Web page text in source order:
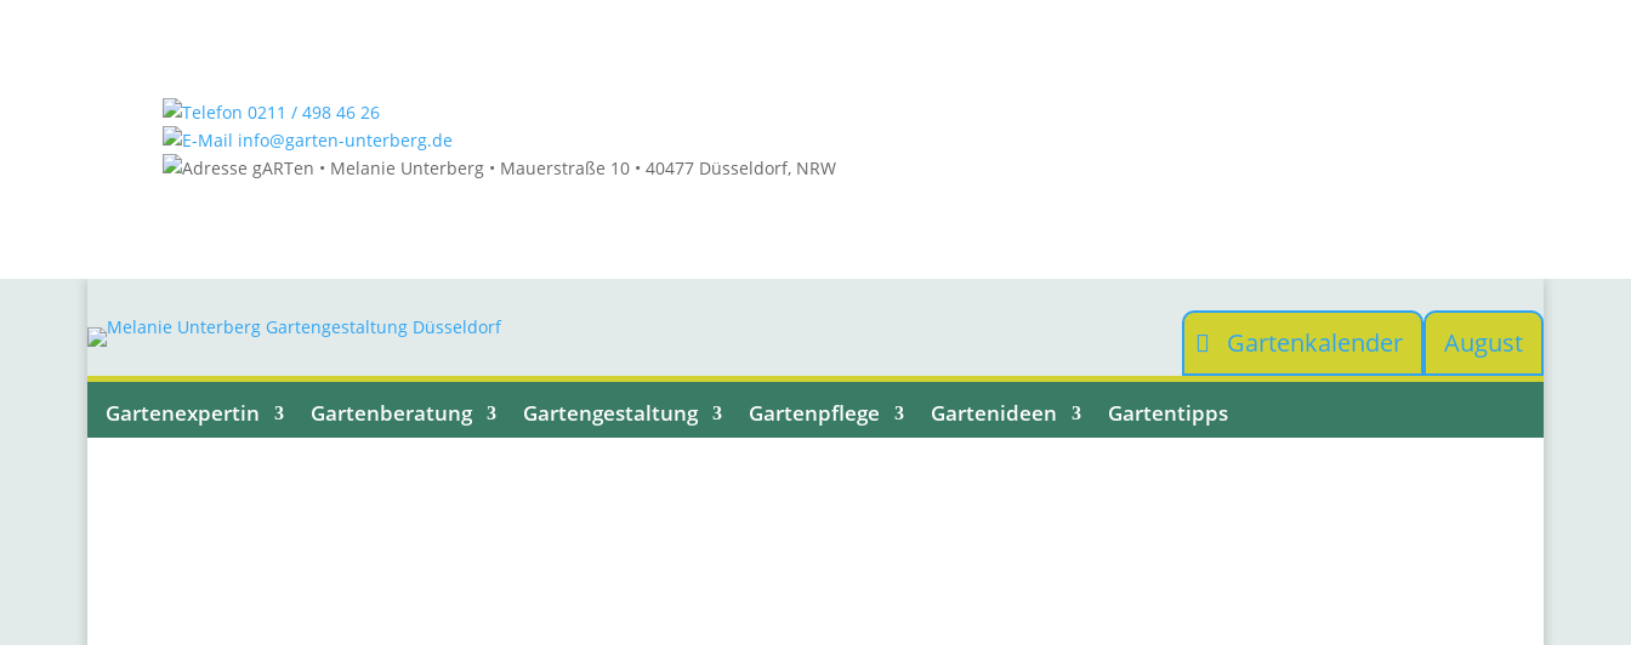
0211 / 498 46 26
info@garten-unterberg.de
gARTen • Melanie Unterberg • Mauerstraße 10 • 40477 Düsseldorf, NRW
August
Gartenkalender
Gartenexpertin Gartenberatung Gartengestaltung Gartenpflege Gartenideen Gartentipps